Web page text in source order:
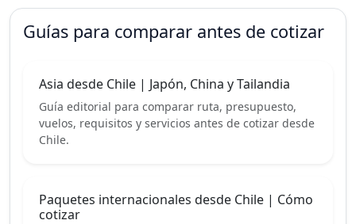
Guías para comparar antes de cotizar
Asia desde Chile | Japón, China y Tailandia
Guía editorial para comparar ruta, presupuesto,
vuelos, requisitos y servicios antes de cotizar desde
Chile.
Paquetes internacionales desde Chile | Cómo
cotizar